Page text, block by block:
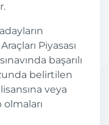
Piyasası
başarılı
belirtilen
veya